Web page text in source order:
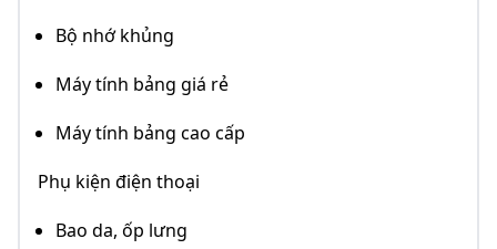
Bộ nhớ khủng
Máy tính bảng giá rẻ
Máy tính bảng cao cấp
Phụ kiện điện thoại
Bao da, ốp lưng